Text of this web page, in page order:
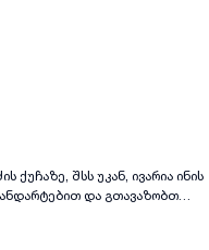
შსს უკან, ივარია ინის
და გთავაზობთ
ბინა მდებარეობს
მარტივ წვდომას